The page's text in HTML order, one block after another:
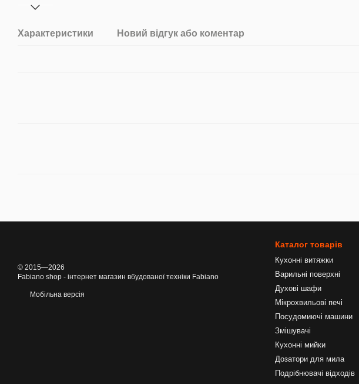
Характеристики Новий відгук або коментар
© 2015—2026
Fabiano shop - інтернет магазин вбудованої техніки Fabiano
Мобільна версія
Каталог товарів
Кухонні витяжки
Варильні поверхні
Духові шафи
Мікрохвильові печі
Посудомиючі машини
Змішувачі
Кухонні мийки
Дозатори для мила
Подрібнювачі відходів